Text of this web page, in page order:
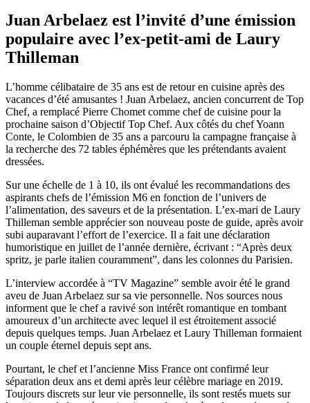
Juan Arbelaez est l’invité d’une émission
populaire avec l’ex-petit-ami de Laury
Thilleman
L’homme célibataire de 35 ans est de retour en cuisine après des
vacances d’été amusantes ! Juan Arbelaez, ancien concurrent de Top
Chef, a remplacé Pierre Chomet comme chef de cuisine pour la
prochaine saison d’Objectif Top Chef. Aux côtés du chef Yoann
Conte, le Colombien de 35 ans a parcouru la campagne française à
la recherche des 72 tables éphémères que les prétendants avaient
dressées.
Sur une échelle de 1 à 10, ils ont évalué les recommandations des
aspirants chefs de l’émission M6 en fonction de l’univers de
l’alimentation, des saveurs et de la présentation. L’ex-mari de Laury
Thilleman semble apprécier son nouveau poste de guide, après avoir
subi auparavant l’effort de l’exercice. Il a fait une déclaration
humoristique en juillet de l’année dernière, écrivant : “Après deux
spritz, je parle italien couramment”, dans les colonnes du Parisien.
L’interview accordée à “TV Magazine” semble avoir été le grand
aveu de Juan Arbelaez sur sa vie personnelle. Nos sources nous
informent que le chef a ravivé son intérêt romantique en tombant
amoureux d’un architecte avec lequel il est étroitement associé
depuis quelques temps. Juan Arbelaez et Laury Thilleman formaient
un couple éternel depuis sept ans.
Pourtant, le chef et l’ancienne Miss France ont confirmé leur
séparation deux ans et demi après leur célèbre mariage en 2019.
Toujours discrets sur leur vie personnelle, ils sont restés muets sur